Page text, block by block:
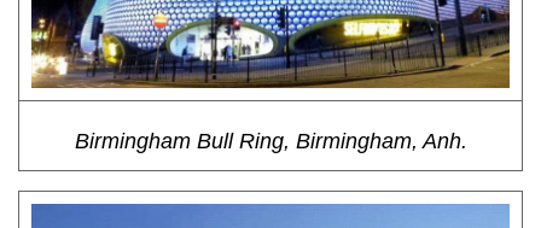
Birmingham Bull Ring, Birmingham, Anh.